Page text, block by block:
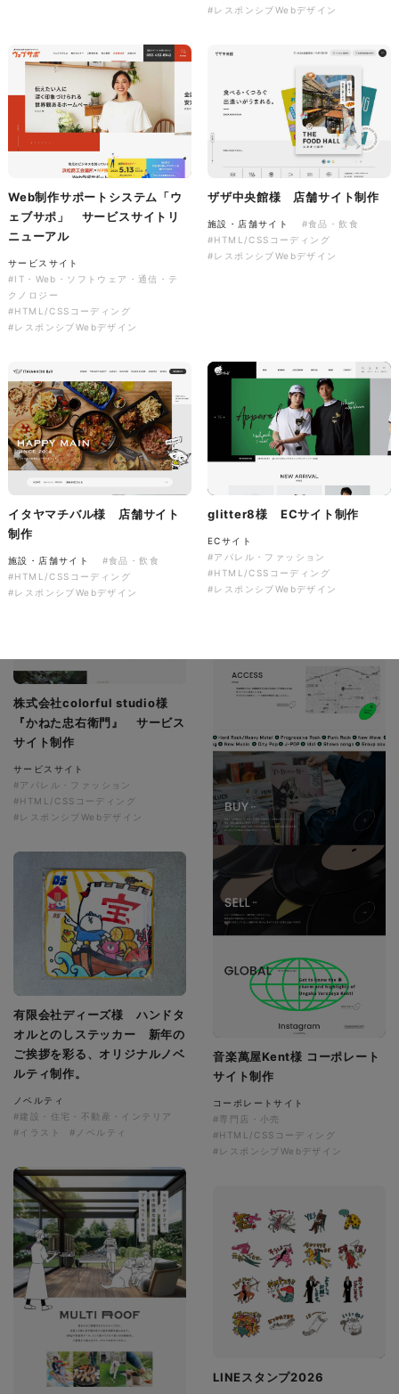
ター様 コーポレートサイト制
株式会社colorful studio様
『かねた忠右衛門』 サービス
サイト制作
サービスサイト
#アパレル・ファッション
#HTML/CSSコーディング
#レスポンシブWebデザイン
音楽萬屋Kent様 コーポレート
サイト制作
コーポレートサイト
#専門店・小売
#HTML/CSSコーディング
#レスポンシブWebデザイン
有限会社ディーズ様 ハンドタ
オルとのしステッカー 新年の
ご挨拶を彩る、オリジナルノベ
ルティ制作。
ノベルティ
#建設・住宅・不動産・インテリア
#イラスト
#ノベルティ
LINEスタンプ2026
#レスポンシブWebデザイン
Web制作サポートシステム「ウ
ェブサポ」 サービスサイトリ
ニューアル
サービスサイト
#IT・Web・ソフトウェア・通信・テ
クノロジー
#HTML/CSSコーディング
#レスポンシブWebデザイン
ザザ中央館様 店舗サイト制作
施設・店舗サイト
#食品・飲食
#HTML/CSSコーディング
#レスポンシブWebデザイン
イタヤマチバル様 店舗サイト
制作
施設・店舗サイト
#食品・飲食
#HTML/CSSコーディング
#レスポンシブWebデザイン
glitter8様 ECサイト制作
ECサイト
#アパレル・ファッション
#HTML/CSSコーディング
#レスポンシブWebデザイン